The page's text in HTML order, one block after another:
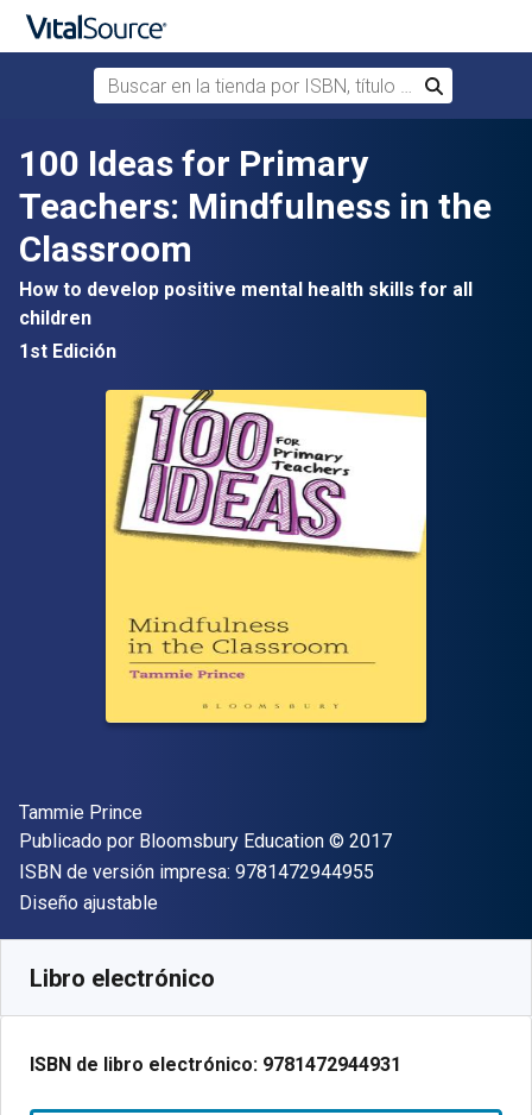
Saltar al contenido principal
Buscar en la tienda por ISBN, título o autor
Buscar
100 Ideas for Primary
Teachers: Mindfulness in the
Classroom
How to develop positive mental health skills for all
children
1st Edición
Autor(es)
Tammie Prince
Editor
Publicado por Bloomsbury Education Copyright
© 2017
ISBN de versión impresa: 9781472944955
Formato
Diseño ajustable
Libro electrónico
ISBN de libro electrónico: 9781472944931